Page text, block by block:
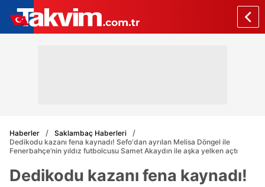
Haberler
Saklambaç Haberleri
Dedikodu kazanı fena kaynadı! Sefo'dan ayrılan Melisa Döngel ile
Fenerbahçe’nin yıldız futbolcusu Samet Akaydın ile aşka yelken açtı
Dedikodu kazanı fena kaynadı!